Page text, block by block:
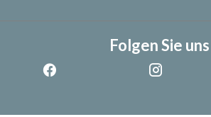
Folgen Sie uns